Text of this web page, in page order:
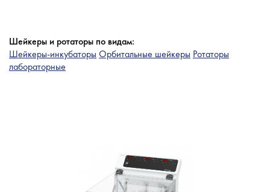
Шейкеры и ротаторы по видам:
Шейкеры-инкубаторы Орбитальные шейкеры Ротаторы
лабораторные